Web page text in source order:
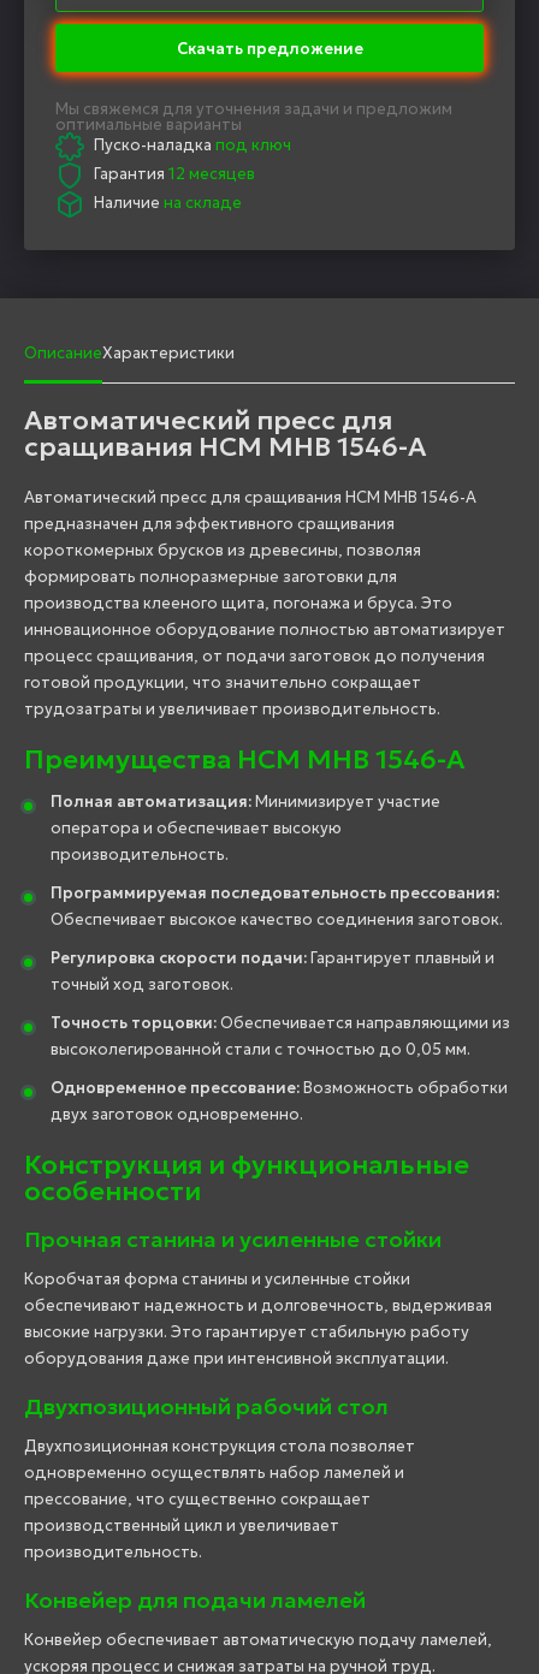
Скачать предложение
Мы свяжемся для уточнения задачи и предложим
оптимальные варианты
Пуско-наладка под ключ
Гарантия 12 месяцев
Наличие на складе
ОписаниеХарактеристики
Автоматический пресс для
сращивания HCM MHB 1546-A
Автоматический пресс для сращивания HCM MHB 1546-A
предназначен для эффективного сращивания
короткомерных брусков из древесины, позволяя
формировать полноразмерные заготовки для
производства клееного щита, погонажа и бруса. Это
инновационное оборудование полностью автоматизирует
процесс сращивания, от подачи заготовок до получения
готовой продукции, что значительно сокращает
трудозатраты и увеличивает производительность.
Преимущества HCM MHB 1546-A
Полная автоматизация:Минимизирует участие
оператора и обеспечивает высокую
производительность.
Программируемая последовательность прессования:
Обеспечивает высокое качество соединения заготовок.
Регулировка скорости подачи:Гарантирует плавный и
точный ход заготовок.
Точность торцовки:Обеспечивается направляющими из
высоколегированной стали с точностью до 0,05 мм.
Одновременное прессование:Возможность обработки
двух заготовок одновременно.
Конструкция и функциональные
особенности
Прочная станина и усиленные стойки
Коробчатая форма станины и усиленные стойки
обеспечивают надежность и долговечность, выдерживая
высокие нагрузки. Это гарантирует стабильную работу
оборудования даже при интенсивной эксплуатации.
Двухпозиционный рабочий стол
Двухпозиционная конструкция стола позволяет
одновременно осуществлять набор ламелей и
прессование, что существенно сокращает
производственный цикл и увеличивает
производительность.
Конвейер для подачи ламелей
Конвейер обеспечивает автоматическую подачу ламелей,
ускоряя процесс и снижая затраты на ручной труд.